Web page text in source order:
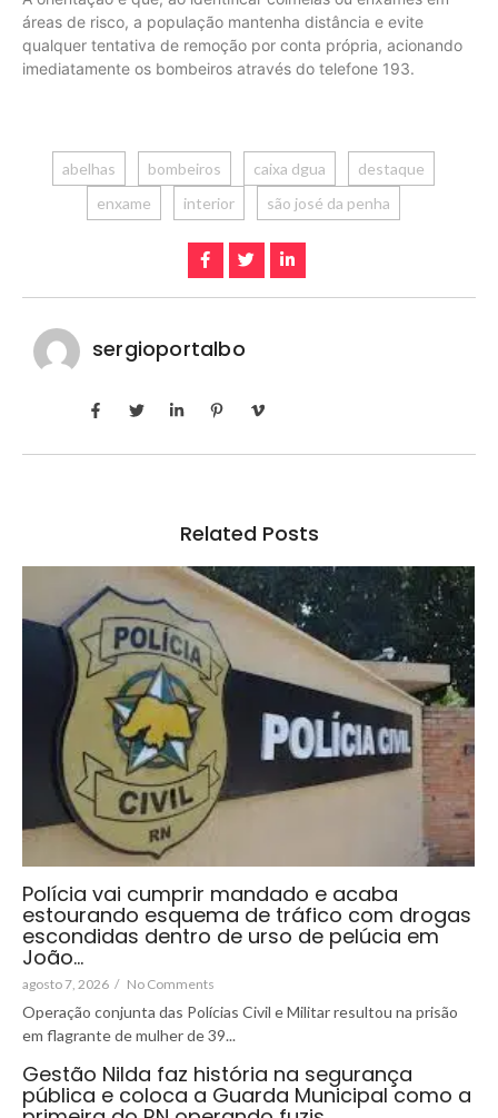
áreas de risco, a população mantenha distância e evite
qualquer tentativa de remoção por conta própria, acionando
imediatamente os bombeiros através do telefone 193.
abelhas bombeiros caixa dgua
destaque
enxame
interior são josé da penha
sergioportalbo
Related Posts
Polícia vai cumprir mandado e acaba
estourando esquema de tráfico com drogas
escondidas dentro de urso de pelúcia em
João…
agosto 7, 2026 / No Comments
Operação conjunta das Polícias Civil e Militar resultou na prisão
em flagrante de mulher de 39...
Gestão Nilda faz história na segurança
pública e coloca a Guarda Municipal como a